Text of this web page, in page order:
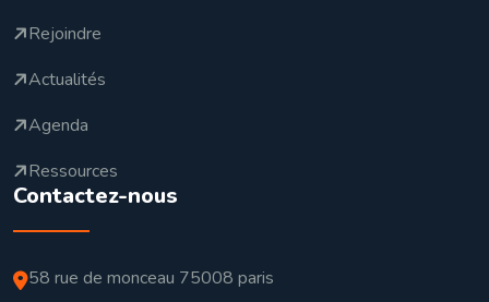
Rejoindre
Actualités
Agenda
Ressources
Contactez-nous
58 rue de monceau 75008 paris